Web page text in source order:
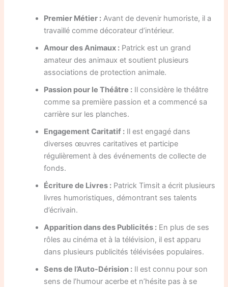
Premier Métier : Avant de devenir humoriste, il a
travaillé comme décorateur d’intérieur.
Amour des Animaux : Patrick est un grand
amateur des animaux et soutient plusieurs
associations de protection animale.
Passion pour le Théâtre : Il considère le théâtre
comme sa première passion et a commencé sa
carrière sur les planches.
Engagement Caritatif : Il est engagé dans
diverses œuvres caritatives et participe
régulièrement à des événements de collecte de
fonds.
Écriture de Livres : Patrick Timsit a écrit plusieurs
livres humoristiques, démontrant ses talents
d’écrivain.
Apparition dans des Publicités : En plus de ses
rôles au cinéma et à la télévision, il est apparu
dans plusieurs publicités télévisées populaires.
Sens de l’Auto-Dérision : Il est connu pour son
sens de l’humour acerbe et n’hésite pas à se